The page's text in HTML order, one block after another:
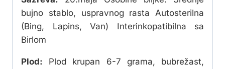
bujno stablo, uspravnog rasta Autosterilna
(Bing, Lapins, Van) Interinkopatibilna sa
Birlom
Plod: Plod krupan 6-7 grama, bubrežast,